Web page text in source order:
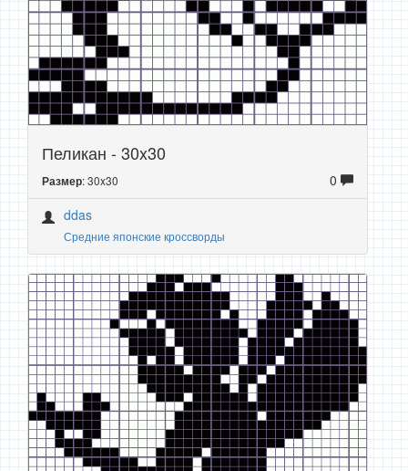
Пеликан - 30x30
Размер: 30x30
0
ddas
Средние японские кроссворды